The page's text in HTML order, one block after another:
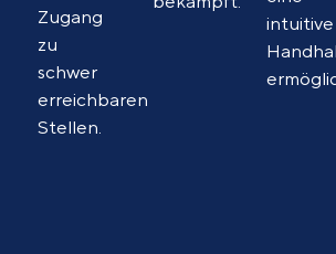
Zugang
zu
schwer
erreichbaren
Stellen.
intuitive